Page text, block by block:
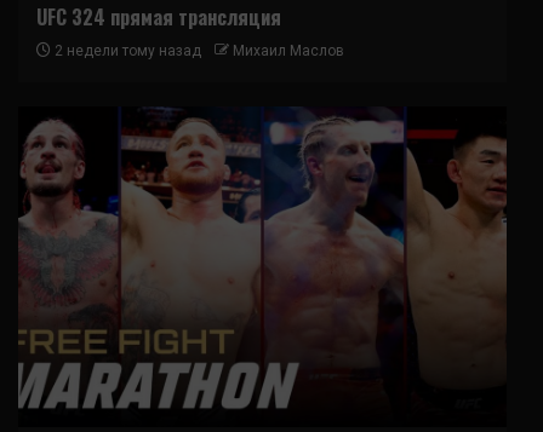
UFC 324 прямая трансляция
2 недели тому назад Михаил Маслов